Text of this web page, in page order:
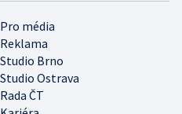
Pro média
Reklama
Studio Brno
Studio Ostrava
Rada ČT